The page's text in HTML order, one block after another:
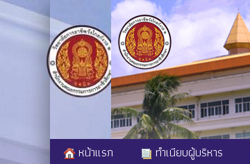
หน้าแรก ทำเนียบผู้บริหาร